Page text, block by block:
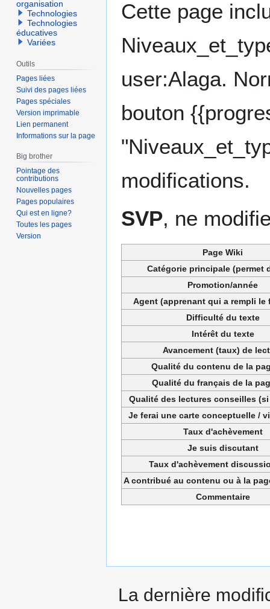
Cette page
user:Alaga.
bouton
modifications.
SVP, ne
Page Wiki
Catégorie principale (permet
Promotion/année
Agent (apprenant qui a rempli le
Difficulté du texte
Intérêt du texte
Avancement (taux) de
Qualité du contenu de la
Qualité du français de la
Qualité des lectures conseilles
Je ferai une carte conceptuelle /
Taux d'achèvement
Je suis discutant
Taux d'achèvement
A contribué au contenu ou à la
Commentaire
organisation
Technologies
Technologies
éducatives
Variées
Outils
Pages liées
Suivi des pages liées
Pages spéciales
Version imprimable
Lien permanent
Informations sur la page
Big brother
Pointage des
contributions
Nouvelles pages
Pages populaires
Qui est en ligne?
Toutes les pages
Version
La dernière